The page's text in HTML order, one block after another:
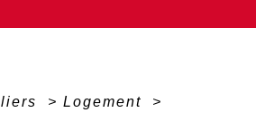
> Logement
>